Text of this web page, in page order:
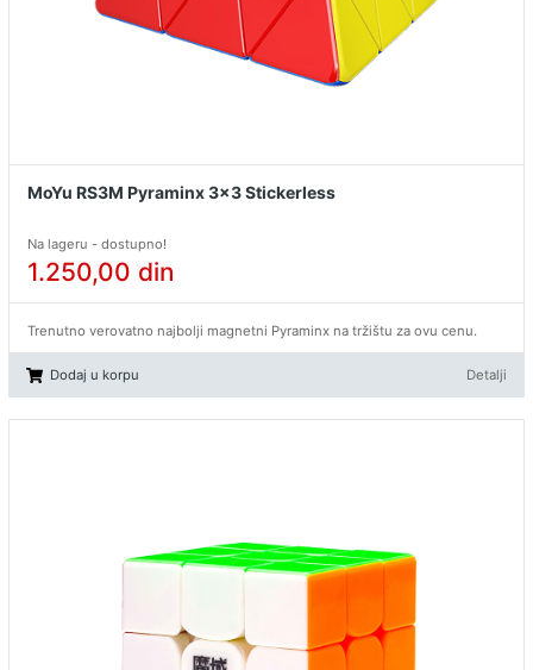
MoYu RS3M Pyraminx 3x3 Stickerless
Na lageru - dostupno!
1.250,00 din
Trenutno verovatno najbolji magnetni Pyraminx na tržištu za ovu cenu.
Dodaj u korpu Detalji